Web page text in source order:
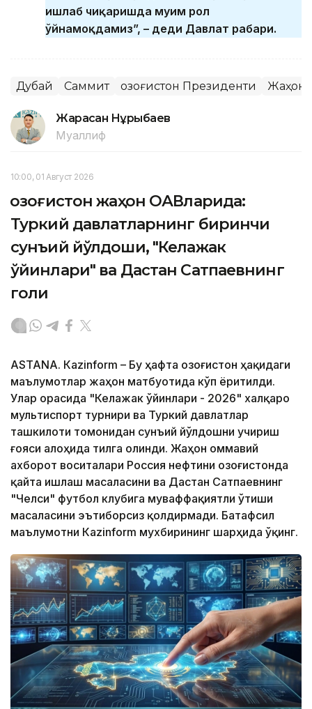
ишлаб чиқаришда муҳим рол
ўйнамоқдамиз”, – деди Давлат раҳбари.
Дубай Саммит Қозоғистон Президенти Жаҳон
Жарасқан Нұрыбаев
Муаллиф
10:00, 01 Август 2026
Қозоғистон жаҳон ОАВларида:
Туркий давлатларнинг биринчи
сунъий йўлдоши, "Келажак
ўйинлари" ва Дастан Сатпаевнинг
голи
ASTANА. Кazinform – Бу ҳафта Қозоғистон ҳақидаги
маълумотлар жаҳон матбуотида кўп ёритилди.
Улар орасида "Келажак ўйинлари - 2026" халқаро
мультиспорт турнири ва Туркий давлатлар
ташкилоти томонидан сунъий йўлдошни учириш
ғояси алоҳида тилга олинди. Жаҳон оммавий
ахборот воситалари Россия нефтини Қозоғистонда
қайта ишлаш масаласини ва Дастан Сатпаевнинг
"Челси" футбол клубига муваффақиятли ўтиши
масаласини эътиборсиз қолдирмади. Батафсил
маълумотни Кazinform мухбирининг шарҳида ўқинг.